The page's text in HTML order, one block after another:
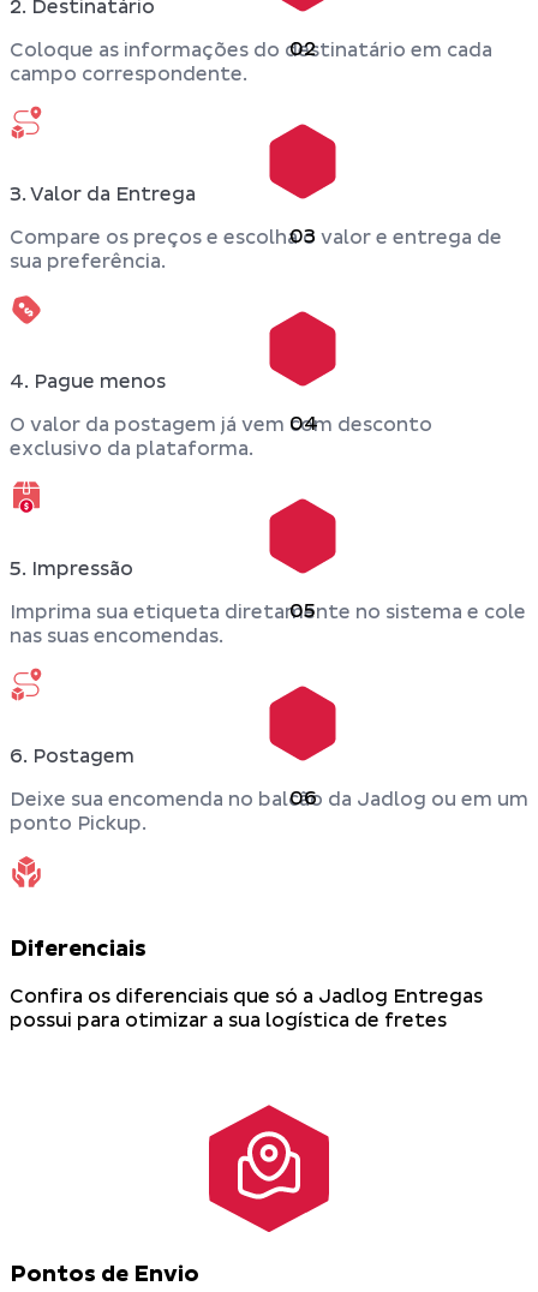
02
2. Destinatário
Coloque as informações do destinatário em cada
campo correspondente.
03
3. Valor da Entrega
Compare os preços e escolha o valor e entrega de
sua preferência.
04
4. Pague menos
O valor da postagem já vem com desconto
exclusivo da plataforma.
05
5. Impressão
Imprima sua etiqueta diretamente no sistema e cole
nas suas encomendas.
06
6. Postagem
Deixe sua encomenda no balcão da Jadlog ou em um
ponto Pickup.
Diferenciais
Confira os diferenciais que só a Jadlog Entregas
possui para otimizar a sua logística de fretes
Pontos de Envio